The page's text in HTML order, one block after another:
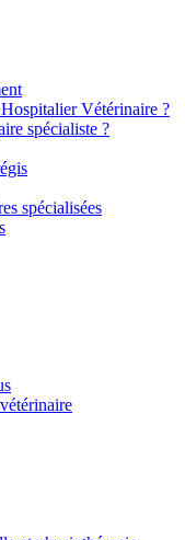
Vétérinaire ?
spécialiste ?
spécialisées